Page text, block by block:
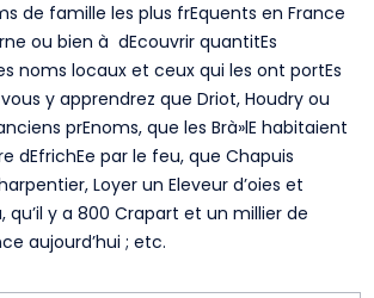
de famille les plus frEquents en France
ou bien à dEcouvrir quantitEs
noms locaux et ceux qui les ont portEs
y apprendrez que Driot, Houdry ou
prEnoms, que les Brà»lE habitaient
dEfrichEe par le feu, que Chapuis
Loyer un Eleveur d’oies et
qu’il y a 800 Crapart et un millier de
aujourd’hui ; etc.